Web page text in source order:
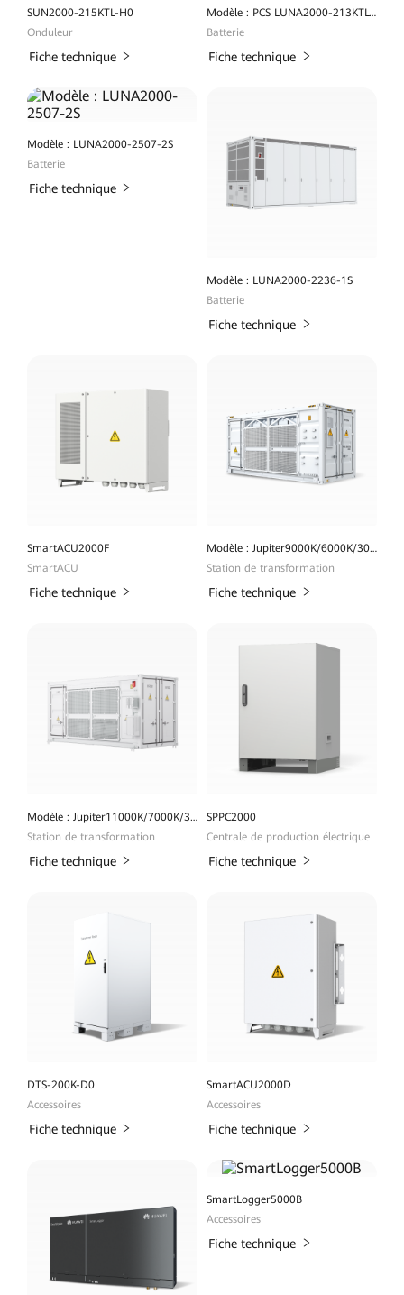
SUN2000-215KTL-H0
Onduleur
Fiche technique
Modèle : PCS LUNA2000-213KTL-H0
Batterie
Fiche technique
Modèle : LUNA2000-2507-2S
Batterie
Fiche technique
Modèle : LUNA2000-2236-1S
Batterie
Fiche technique
SmartACU2000F
SmartACU
Fiche technique
Modèle : Jupiter9000K/6000K/3000K-H1
Station de transformation
Fiche technique
Modèle : Jupiter11000K/7000K/3000K-HD1
Station de transformation
Fiche technique
SPPC2000
Centrale de production électrique
Fiche technique
DTS-200K-D0
Accessoires
Fiche technique
SmartACU2000D
Accessoires
Fiche technique
SmartLogger5000B
Accessoires
Fiche technique